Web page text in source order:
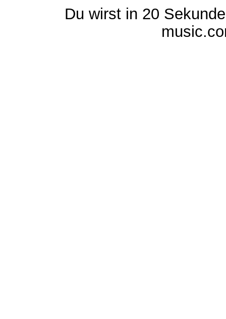
Du wirst in 20